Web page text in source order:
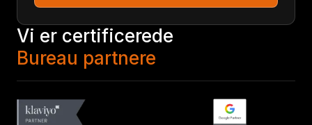
Vi er certificerede
Bureau partnere